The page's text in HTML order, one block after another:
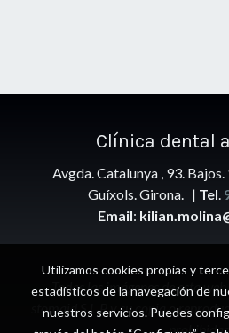
Clínica dental
Avgda. Catalunya , 93.
Guíxols. Girona. | Tel.
Email:
Todas las imágenes de esta
stomaid S.L.P y su copia o
prohibidas
Utilizamos cookies propias y
estadísticos de la navegación de
nuestros servicios. Puedes